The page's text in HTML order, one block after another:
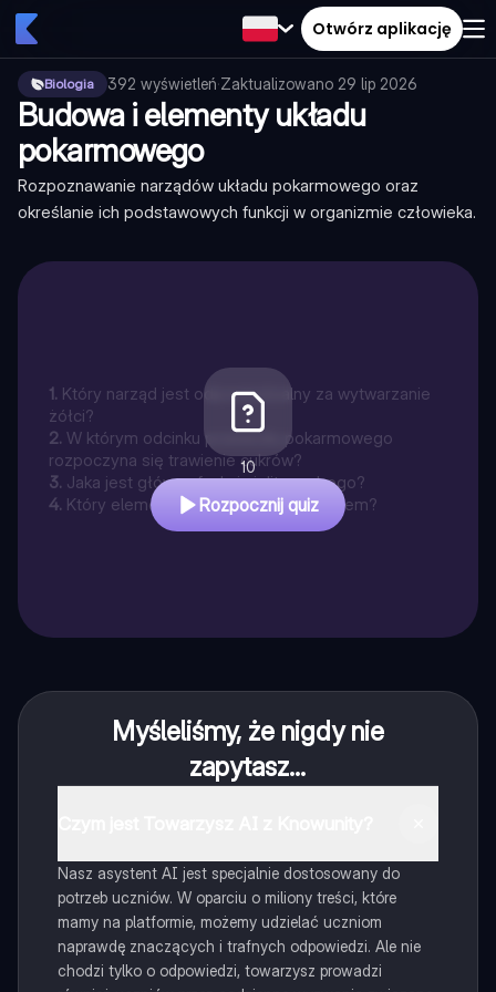
Otwórz aplikację
Biologia 392 wyświetleń·Zaktualizowano 29 lip 2026
Budowa i elementy układu
pokarmowego
Rozpoznawanie narządów układu pokarmowego oraz
określanie ich podstawowych funkcji w organizmie człowieka.
1. Który narząd jest odpowiedzialny za wytwarzanie
żółci?
2. W którym odcinku przewodu pokarmowego
rozpoczyna się trawienie cukrów?
3. Jaka jest główna funkcja jelita grubego?
4. Który element łączy gardło z żołądkiem?
10
Rozpocznij quiz
Myśleliśmy, że nigdy nie
zapytasz...
Nasz asystent AI jest specjalnie dostosowany do
potrzeb uczniów. W oparciu o miliony treści, które
mamy na platformie, możemy udzielać uczniom
naprawdę znaczących i trafnych odpowiedzi. Ale nie
chodzi tylko o odpowiedzi, towarzysz prowadzi